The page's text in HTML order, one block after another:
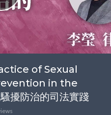
of Sexual
in the
擾防治的司法實踐